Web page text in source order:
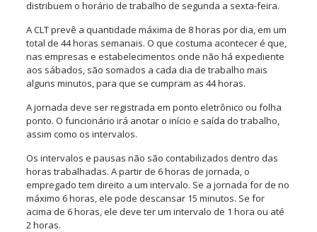
distribuem o horário de trabalho de segunda a sexta-feira.
A CLT prevê a quantidade máxima de 8 horas por dia, em um
total de 44 horas semanais. O que costuma acontecer é que,
nas empresas e estabelecimentos onde não há expediente
aos sábados, são somados a cada dia de trabalho mais
alguns minutos, para que se cumpram as 44 horas.
A jornada deve ser registrada em ponto eletrônico ou folha
ponto. O funcionário irá anotar o início e saída do trabalho,
assim como os intervalos.
Os intervalos e pausas não são contabilizados dentro das
horas trabalhadas. A partir de 6 horas de jornada, o
empregado tem direito a um intervalo. Se a jornada for de no
máximo 6 horas, ele pode descansar 15 minutos. Se for
acima de 6 horas, ele deve ter um intervalo de 1 hora ou até
2 horas.